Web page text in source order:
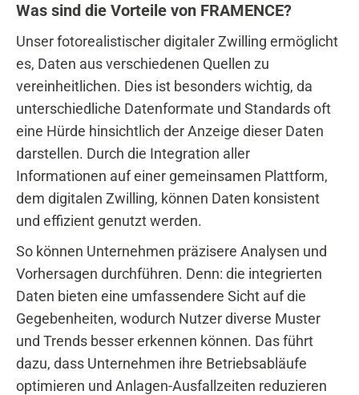
Was sind die Vorteile von FRAMENCE?
Unser fotorealistischer digitaler Zwilling ermöglicht
es, Daten aus verschiedenen Quellen zu
vereinheitlichen. Dies ist besonders wichtig, da
unterschiedliche Datenformate und Standards oft
eine Hürde hinsichtlich der Anzeige dieser Daten
darstellen. Durch die Integration aller
Informationen auf einer gemeinsamen Plattform,
dem digitalen Zwilling, können Daten konsistent
und effizient genutzt werden.
So können Unternehmen präzisere Analysen und
Vorhersagen durchführen. Denn: die integrierten
Daten bieten eine umfassendere Sicht auf die
Gegebenheiten, wodurch Nutzer diverse Muster
und Trends besser erkennen können. Das führt
dazu, dass Unternehmen ihre Betriebsabläufe
optimieren und Anlagen-Ausfallzeiten reduzieren